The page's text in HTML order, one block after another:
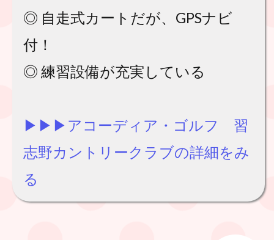
◎ 自走式カートだが、GPSナビ
付！
◎ 練習設備が充実している
▶︎▶︎▶︎アコーディア・ゴルフ 習
志野カントリークラブの詳細をみ
る